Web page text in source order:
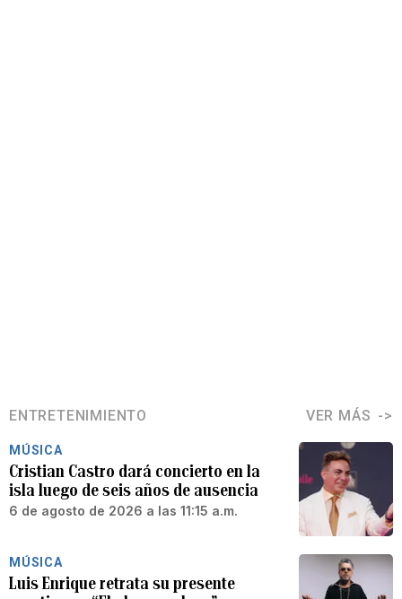
ENTRETENIMIENTO VER MÁS
MÚSICA
Cristian Castro dará concierto en la
isla luego de seis años de ausencia
6 de agosto de 2026 a las 11:15 a.m.
MÚSICA
Luis Enrique retrata su presente